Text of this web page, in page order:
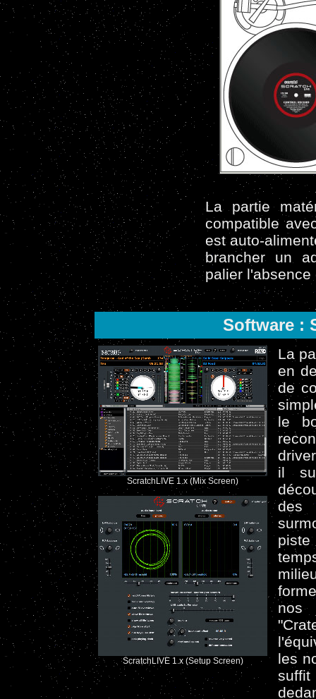
La partie
compatible
est auto-
brancher un
palier
Software :
ScratchLIVE 1.x (Mix Screen)
ScratchLIVE 1.x (Setup Screen)
La
en
de
le
il
des
nos
les